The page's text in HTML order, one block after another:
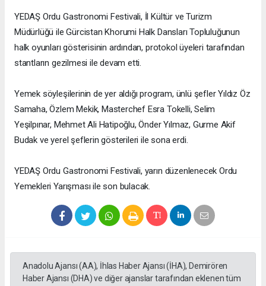
YEDAŞ Ordu Gastronomi Festivali, İl Kültür ve Turizm
Müdürlüğü ile Gürcistan Khorumi Halk Dansları Topluluğunun
halk oyunları gösterisinin ardından, protokol üyeleri tarafından
stantların gezilmesi ile devam etti.
Yemek söyleşilerinin de yer aldığı program, ünlü şefler Yıldız Öz
Samaha, Özlem Mekik, Masterchef Esra Tokelli, Selim
Yeşilpınar, Mehmet Ali Hatipoğlu, Önder Yılmaz, Gurme Akif
Budak ve yerel şeflerin gösterileri ile sona erdi.
YEDAŞ Ordu Gastronomi Festivali, yarın düzenlenecek Ordu
Yemekleri Yarışması ile son bulacak.
Anadolu Ajansı (AA), İhlas Haber Ajansı (İHA), Demirören
Haber Ajansı (DHA) ve diğer ajanslar tarafından eklenen tüm